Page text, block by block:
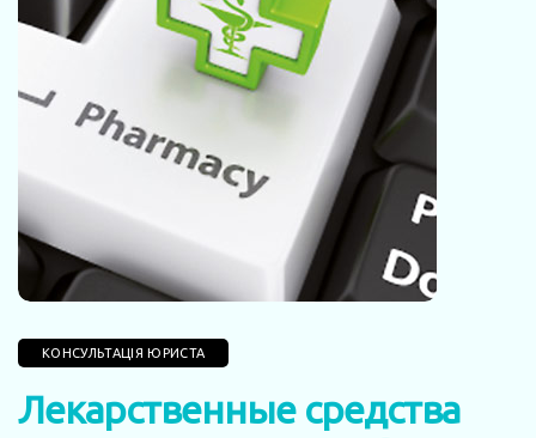
КОНСУЛЬТАЦІЯ ЮРИСТА
Лекарственные средства